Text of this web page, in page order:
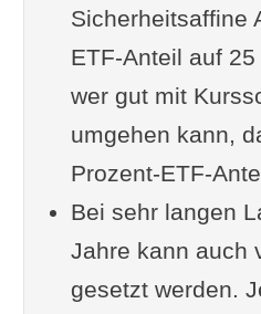
Sicherheitsaffine
ETF-Anteil auf
wer gut mit
umgehen kann,
Prozent-ETF-
Bei sehr langen
Jahre kann auch
gesetzt werden.